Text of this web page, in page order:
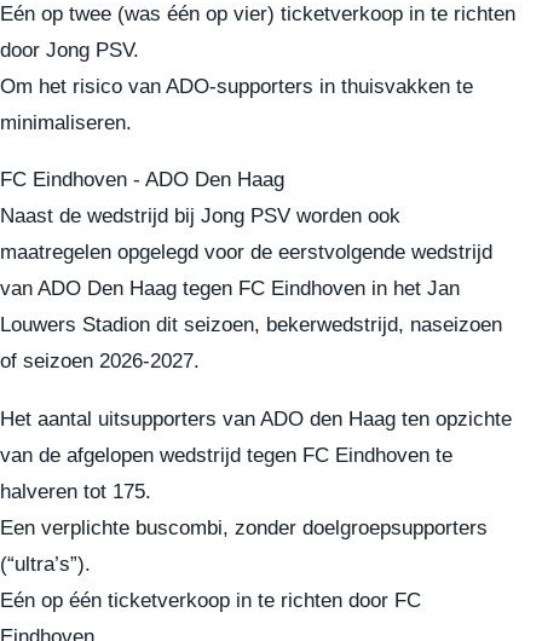
Eén op twee (was één op vier) ticketverkoop in te richten
door Jong PSV.
Om het risico van ADO-supporters in thuisvakken te
minimaliseren.
FC Eindhoven - ADO Den Haag
Naast de wedstrijd bij Jong PSV worden ook
maatregelen opgelegd voor de eerstvolgende wedstrijd
van ADO Den Haag tegen FC Eindhoven in het Jan
Louwers Stadion dit seizoen, bekerwedstrijd, naseizoen
of seizoen 2026-2027.
Het aantal uitsupporters van ADO den Haag ten opzichte
van de afgelopen wedstrijd tegen FC Eindhoven te
halveren tot 175.
Een verplichte buscombi, zonder doelgroepsupporters
(“ultra’s”).
Eén op één ticketverkoop in te richten door FC
Eindhoven.